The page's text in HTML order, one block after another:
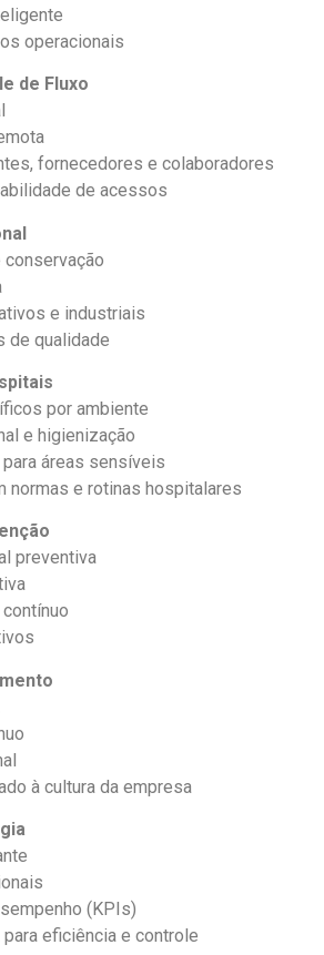
operacionais
de Fluxo
fornecedores e colaboradores
de acessos
conservação
e industriais
de qualidade
por ambiente
e higienização
áreas sensíveis
normas e rotinas hospitalares
preventiva
à cultura da empresa
(KPIs)
eficiência e controle